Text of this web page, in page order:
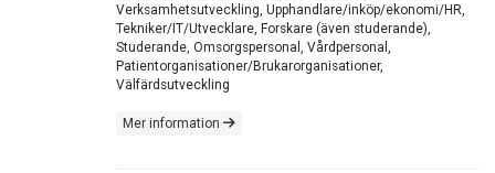
Verksamhetsutveckling, Upphandlare/inköp/ekonomi/HR,
Tekniker/IT/Utvecklare, Forskare (även studerande),
Studerande, Omsorgspersonal, Vårdpersonal,
Patientorganisationer/Brukarorganisationer,
Välfärdsutveckling
Mer information